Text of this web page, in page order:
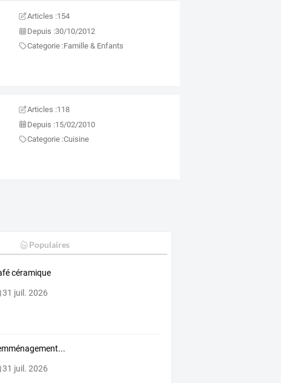
Articles :154
Depuis :30/10/2012
Categorie :Famille & Enfants
Articles :118
Depuis :15/02/2010
Categorie :Cuisine
Populaires
céramique
31 juil. 2026
31 juil. 2026